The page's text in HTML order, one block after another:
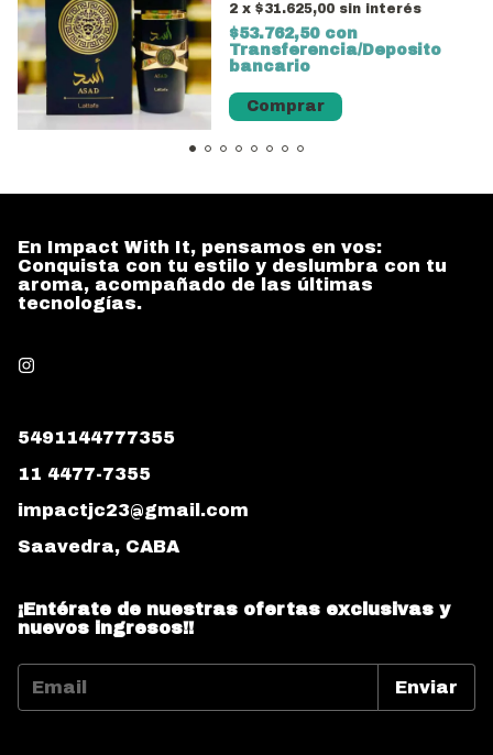
2 x $31.625,00 sin interés
$53.762,50 con
Transferencia/Deposito
bancario
En Impact With It, pensamos en vos:
Conquista con tu estilo y deslumbra con tu
aroma, acompañado de las últimas
tecnologías.
5491144777355
11 4477-7355
impactjc23@gmail.com
Saavedra, CABA
¡Entérate de nuestras ofertas exclusivas y
nuevos ingresos!!